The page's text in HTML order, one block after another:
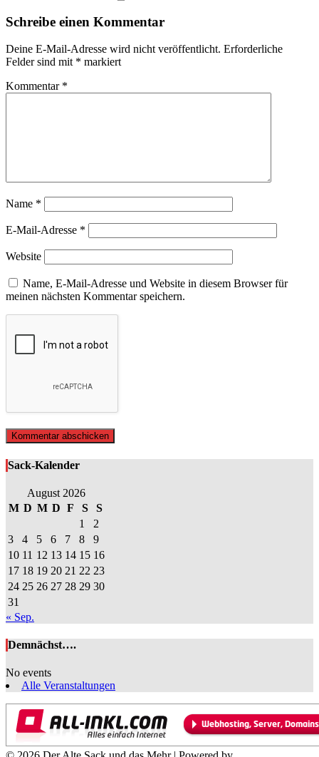
Schreibe einen Kommentar
Deine E-Mail-Adresse wird nicht veröffentlicht. Erforderliche
Felder sind mit * markiert
Kommentar *
Name *
E-Mail-Adresse *
Website
Name, E-Mail-Adresse und Website in diesem Browser für
meinen nächsten Kommentar speichern.
Sack-Kalender
August 2026
M D M D F S
S
1
2
3
4 5 6 7 8
9
10 11 12 13 14 15 16
17 18 19 20 21 22 23
24 25 26 27 28 29 30
31
« Sep.
Demnächst….
No events
Alle Veranstaltungen